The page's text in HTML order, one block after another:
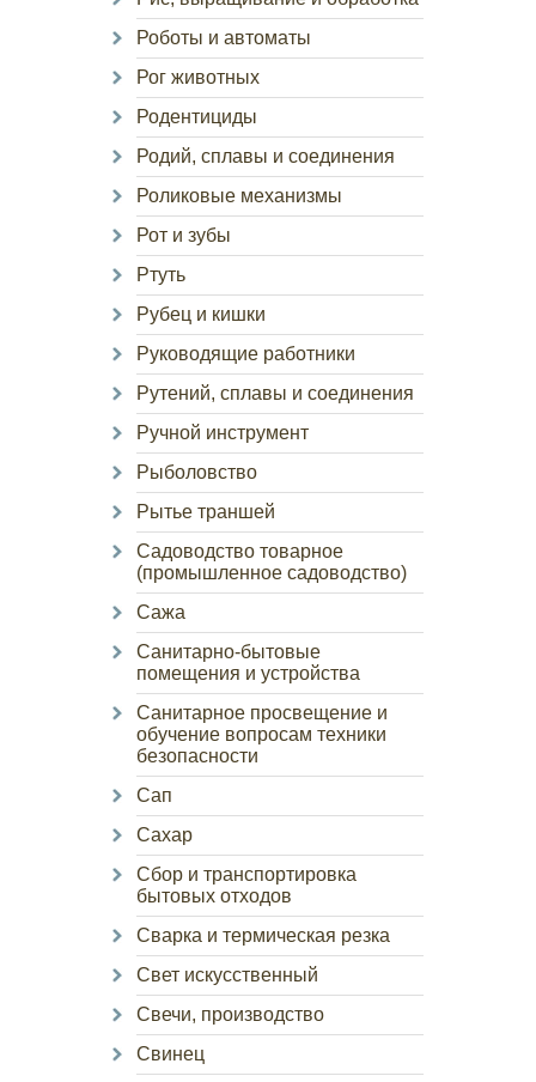
Роботы и автоматы
Рог животных
Родентициды
Родий, сплавы и соединения
Роликовые механизмы
Рот и зубы
Ртуть
Рубец и кишки
Руководящие работники
Рутений, сплавы и соединения
Ручной инструмент
Рыболовство
Рытье траншей
Садоводство товарное
(промышленное садоводство)
Сажа
Санитарно-бытовые
помещения и устройства
Санитарное просвещение и
обучение вопросам техники
безопасности
Сап
Сахар
Сбор и транспортировка
бытовых отходов
Сварка и термическая резка
Свет искусственный
Свечи, производство
Свинец